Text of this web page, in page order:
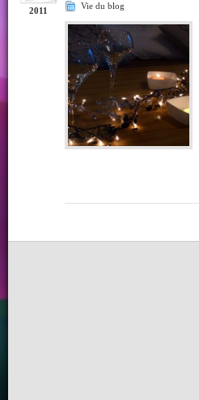
2011 Vie du blog